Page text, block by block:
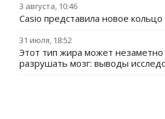
3 августа, 10:46
Casio представила новое кольцо
31 июля, 18:52
Этот тип жира может незаметно
разрушать мозг: выводы